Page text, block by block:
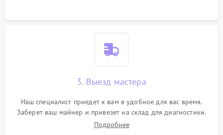
3. Выезд мастера
Наш специалист приедет к вам в удобное для вас время.
Заберет ваш майнер и привезет на склад для диагностики.
Подробнее